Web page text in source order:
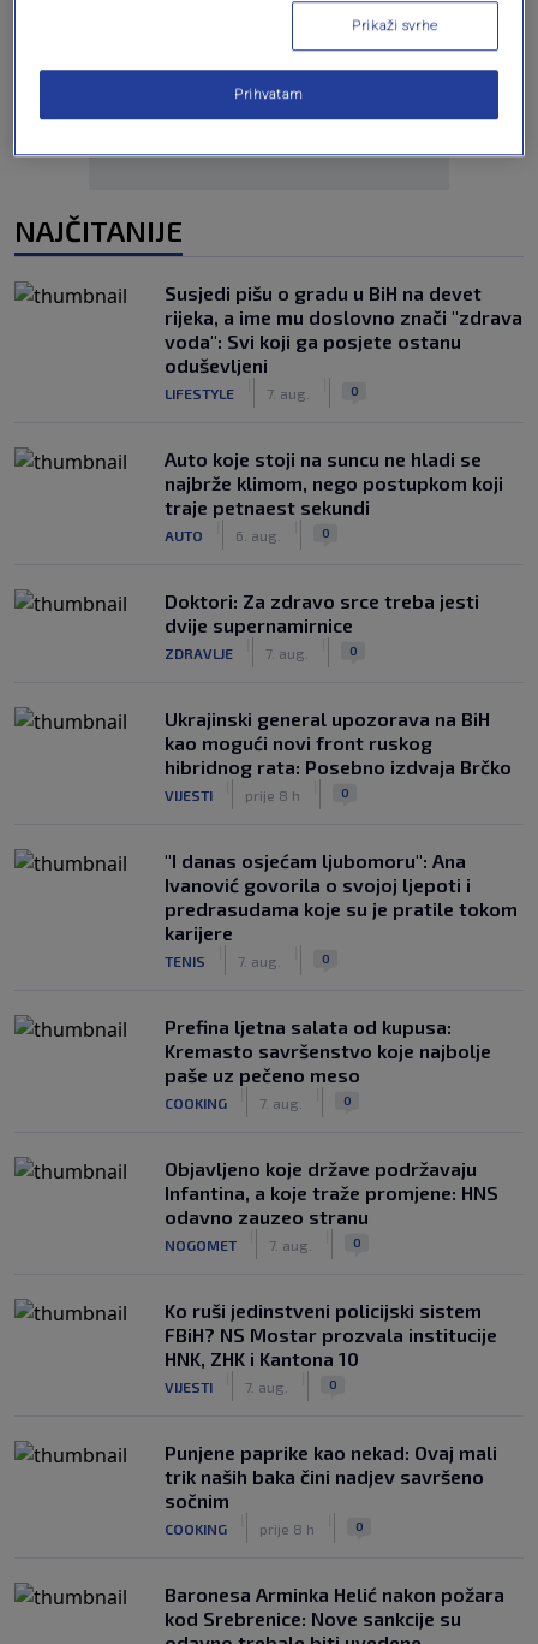
NAJČITANIJE
Susjedi pišu o gradu u BiH na devet
rijeka, a ime mu doslovno znači "zdrava
voda": Svi koji ga posjete ostanu
oduševljeni
LIFESTYLE 7. aug. 0
Auto koje stoji na suncu ne hladi se
najbrže klimom, nego postupkom koji
traje petnaest sekundi
AUTO 6. aug. 0
Doktori: Za zdravo srce treba jesti
dvije supernamirnice
ZDRAVLJE 7. aug. 0
Ukrajinski general upozorava na BiH
kao mogući novi front ruskog
hibridnog rata: Posebno izdvaja Brčko
VIJESTI prije 8 h 0
"I danas osjećam ljubomoru": Ana
Ivanović govorila o svojoj ljepoti i
predrasudama koje su je pratile tokom
karijere
TENIS 7. aug. 0
Prefina ljetna salata od kupusa:
Kremasto savršenstvo koje najbolje
paše uz pečeno meso
COOKING 7. aug. 0
Objavljeno koje države podržavaju
Infantina, a koje traže promjene: HNS
odavno zauzeo stranu
NOGOMET 7. aug. 0
Ko ruši jedinstveni policijski sistem
FBiH? NS Mostar prozvala institucije
HNK, ZHK i Kantona 10
VIJESTI 7. aug. 0
Punjene paprike kao nekad: Ovaj mali
trik naših baka čini nadjev savršeno
sočnim
COOKING prije 8 h 0
Baronesa Arminka Helić nakon požara
kod Srebrenice: Nove sankcije su
Prikaži svrhe
Prihvatam